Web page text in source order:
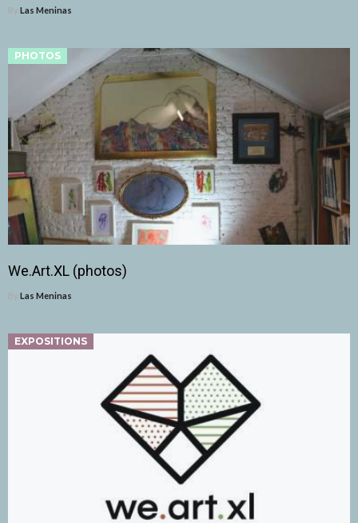
By Las Meninas
PHOTOS
We.Art.XL (photos)
By Las Meninas
EXPOSITIONS